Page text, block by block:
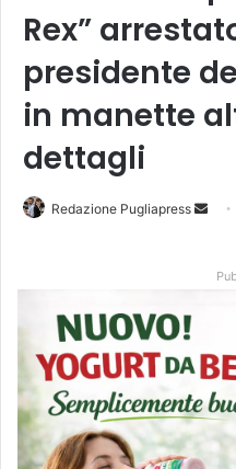
Rex”
presidente
in manette
dettagli
Redazione Pugliapress
Invia